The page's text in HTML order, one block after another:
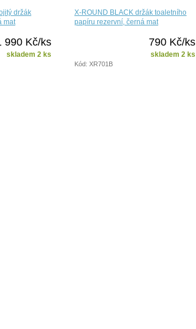
držák
mat
990 Kč/ks
skladem 2 ks
X-ROUND BLACK držák toaletního
papíru rezervní, černá mat
790 Kč/ks
skladem 2 ks
Kód: XR701B